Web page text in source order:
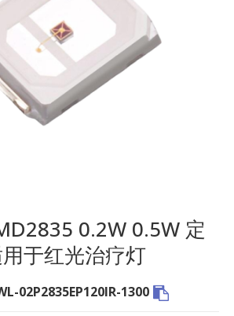
0.2W 0.5W 定
于红光治疗灯
02P2835EP120IR-1300